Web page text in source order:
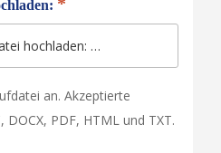
hochladen: …
an. Akzeptierte
PDF, HTML und TXT.